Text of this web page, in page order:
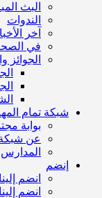
البث
الندوات
آخر
في
الجوائز
شبكة تمام
بوابة
عن شبكة
إنضم
انضم
انضم